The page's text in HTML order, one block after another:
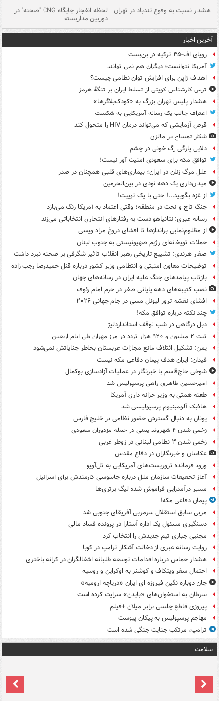
هشدار نسبت به وفوع تندباد در تهران لحظه انفجار جایگاه CNG "صحنه" در
دوربین مداربسته
آخرین اخبار
رویای اف-۳۵ ترکیه در بن‌بست
آمریکا نتوانست؛ دیگران هم نمی توانند
اهداف ژاپن برای افزایش توان نظامی چیست؟
ترس کارشناس کویتی از تسلط ایران بر تنگۀ هرمز
هشدار پلیس تهران بزرگ به «کودک‌بلاگرها»
اعتراف جالب یک رسانه آمریکایی به شکست
قرص آزمایشی که می‌تواند درمان HIV را متحول کند
شکار تمساح در مالزی
دلایل پارگی رگ خونی در چشم
توافق مکه برای سعودی امنیت آور نیست!
علل مرگ زنان در ایران؛ بیماری‌های قلبی همچنان در صدر
میدان‌داری یک دهه نودی در بین‌الحرمین
از غزه بگویید...! حتی با یک توییت!
جنگ تاج و تخت در منطقه؛ وقتی اعتماد به آمریکا رنگ می‌بازد
رسانه عبری: نتانیاهو دست به رفتارهای انتحاری انتخاباتی می‌زند
از مظلوم‌نمایی براندازها تا افشای دروغ مراد ویسی
حملات توپخانه‌ای رژیم صهیونیستی به جنوب لبنان
صفار هرندی: تشییع تاریخی رهبر انقلاب تاثیر شگرفی بر صحنه نبرد داشت
توضیحات معاون امنیتی و انتظامی وزیر کشور درباره قتل حمیدرضا رجب زاده
بازتاب پیامدهای جنگ علیه ایران در رسانه‌های جهان
نصب کتیبه‌های دهه پایانی صفر در حرم امام رئوف
افشای نقشه ترور لیونل مسی در جام جهانی ۲۰۲۶
چند نکته درباره توافق مکه!
دبل درگاهی در شب توقف استانداردلیژ
ثبت ۲ میلیون و ۹۲۰ هزار تردد در مرز مهران طی ایام اربعین
یمن: تشکیل ائتلاف مانع مجازات عربستان بخاطر جنایاتش نمی‌شود
فیدان: ایران هدف پیمان دفاعی مکه نیست
شوخی حاج‌قاسم با خبرنگار در عملیات آزادسازی بوکمال
امیرحسین طاهری راهی پرسپولیس شد
طعنه همتی به وزیر خزانه داری آمریکا
هافبک آلومینیوم پرسپولیسی شد
یونان به دنبال گسترش حضور نظامی در خلیج فارس
زخمی شدن ۴ شهروند یمنی در حمله مزدوران سعودی
زخمی شدن ۳ نظامی لبنانی در زوطر غربی
عکاسان و خبرنگاران در دفاع مقدس
ورود فرمانده تروریست‌های آمریکایی به تل‌آویو
آغاز تحقیقات سازمان ملل درباره جاسوسی کارمندش برای اسرائیل
مسیر درآمدزایی فراموش شده لیگ برتری‌ها
پیمان دفاعی مکه!
مربی سابق استقلال سرمربی آفریقای جنوبی شد
دستگیری مسئول یک اداره آستارا در پرونده فساد مالی
مجتبی جباری تیم جدیدش را انتخاب کرد
روایت رسانه عبری از دخالت آشکار ترامپ در کوبا
هشدار حماس درباره اقدامات توسعه طلبانه اشغالگران در کرانه باختری
احتمال سفر ویتکاف و کوشنر به اوکراین و روسیه
جان دوباره نگین فیروزه ای ایران «دریاچه ارومیه»
سرطان به استخوان‌های «بایدن» سرایت کرده است
پیروزی قاطع چلسی برابر میلان +فیلم
مهاجم پرسپولیس به پیکان پیوست
ترامپ، مرتکب جنایت جنگی شده است
سلامت